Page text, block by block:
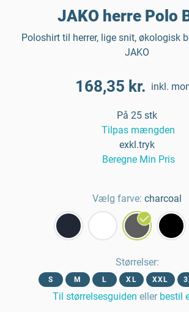
JAKO herre Polo
Poloshirt til herrer, lige snit, økologisk
JAKO
168,35 kr. inkl.
På 25 stk
Tilpas mængden
exkl.tryk
Beregne Min Pris
Vælg farve: charcoal
Størrelser:
S M L XL XXL
Til størrelsesguiden eller bestil